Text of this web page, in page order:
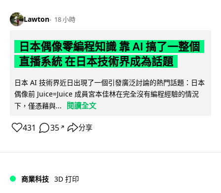
Lawton 18 小時
日本偶像零編程知識 靠 AI 搞了一整個
直播系統 在日本技術界成為話題
日本 AI 技術界近日出現了一個引發廣泛討論的熱門話題：日本
偶像前 Juice=Juice 成員宮本佳林在完全沒有編程經驗的情況
下，僅憑藉與...
閱讀全文
431 35 ↗ 分享
商業科技 3D 打印